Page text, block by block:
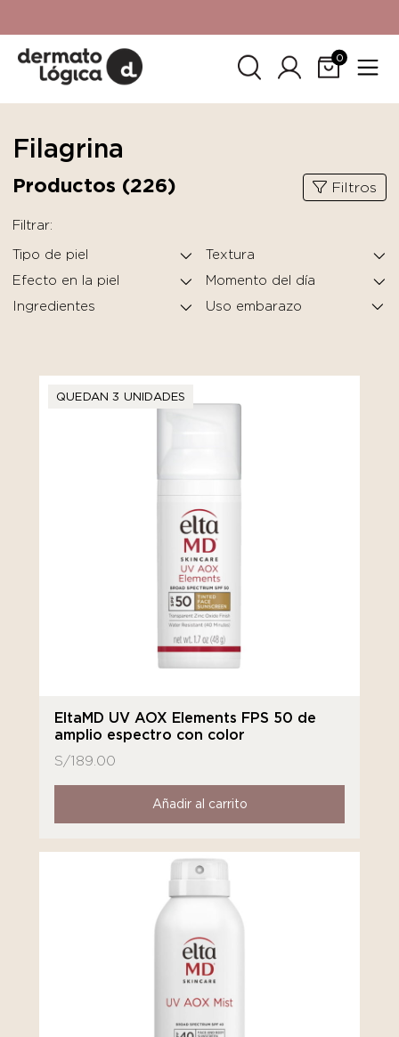
SkinCeuticals.
0
Filagrina
Productos (226) Filtros
Filtrar:
Tipo de piel
Textura
Efecto en la piel
Momento del día
Ingredientes
QUEDAN 3 UNIDADES
EltaMD UV AOX Elements FPS 50 de
amplio espectro con color
S/189.00
Añadir al carrito